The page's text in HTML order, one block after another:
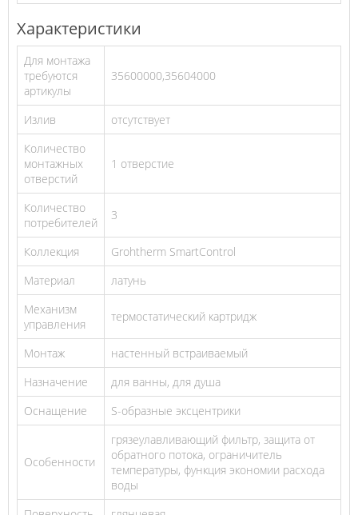
Характеристики
Для монтажа
требуются
артикулы
35600000,35604000
Излив
отсутствует
Количество
монтажных
отверстий
1 отверстие
Количество
потребителей
3
Коллекция
Grohtherm SmartControl
Материал
латунь
Механизм
управления
термостатический картридж
Монтаж
настенный встраиваемый
Назначение
для ванны, для душа
Оснащение
S-образные эксцентрики
Особенности
грязеулавливающий фильтр, защита от
обратного потока, ограничитель
температуры, функция экономии расхода
воды